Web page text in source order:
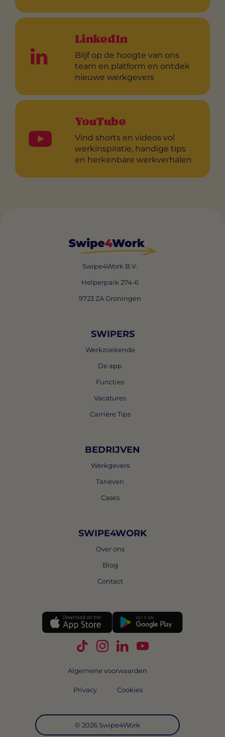
LinkedIn
Blijf op de hoogte van ons
team en platform en ontdek
nieuwe werkgevers
YouTube
Vind shorts en videos vol
werkinspiratie, handige tips
en herkenbare werkverhalen
Swipe4Work B.V.
Helperpark 274-6
9723 ZA Groningen
SWIPERS
Werkzoekende
De app
Functies
Vacatures
Carrière Tips
BEDRIJVEN
Werkgevers
Tarieven
Cases
SWIPE4WORK
Over ons
Blog
Contact
Volg Swipe4Work op TikTok
Volg Swipe4Work op
Volg Swipe4Work op
Volg Swipe4Work
© 2026 Swipe4Work
Algemene voorwaarden
Privacy Cookies